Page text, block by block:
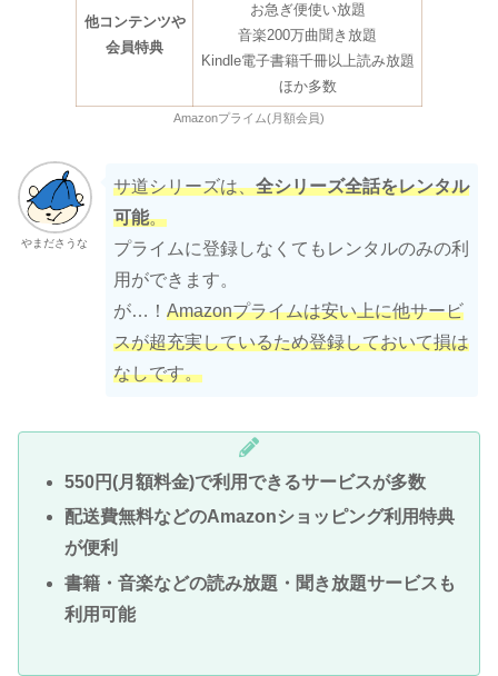
他コンテンツや
会員特典
お急ぎ便使い放題
音楽200万曲聞き放題
Kindle電子書籍千冊以上読み放題
ほか多数
Amazonプライム(月額会員)
やまださうな
サ道シリーズは、全シリーズ全話をレンタル
可能。
プライムに登録しなくてもレンタルのみの利
用ができます。
が…！ Amazonプライムは安い上に他サービ
スが超充実しているため登録しておいて損は
なしです。
550円(月額料金)で利用できるサービスが多数
配送費無料などのAmazonショッピング利用特典
が便利
書籍・音楽などの読み放題・聞き放題サービスも
利用可能